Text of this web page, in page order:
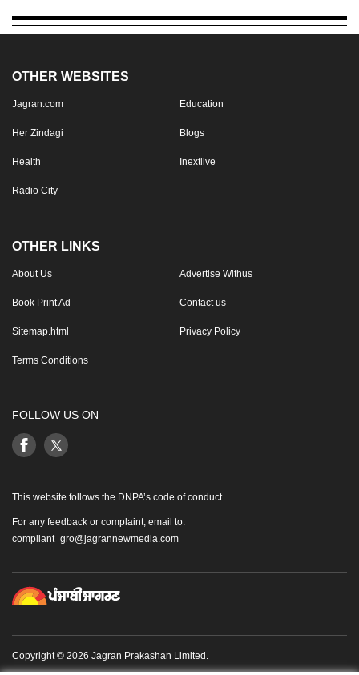
OTHER WEBSITES
Jagran.com Education
Her Zindagi Blogs
Health Inextlive
Radio City
OTHER LINKS
About Us Advertise Withus
Book Print Ad Contact us
Sitemap.html Privacy Policy
Terms Conditions
FOLLOW US ON
This website follows the DNPA’s code of conduct
For any feedback or complaint, email to:
compliant_gro@jagrannewmedia.com
Copyright © 2026 Jagran Prakashan Limited.